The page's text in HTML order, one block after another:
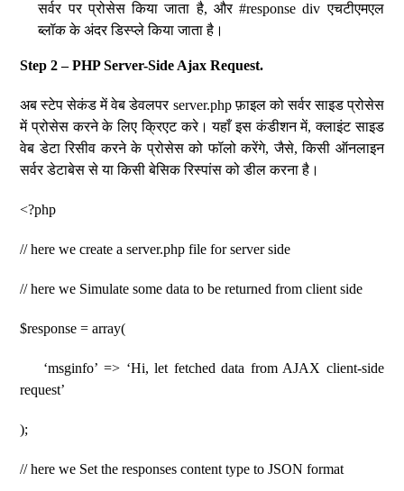
सर्वर पर प्रोसेस किया जाता है, और #response div एचटीएमएल
ब्लॉक के अंदर डिस्प्ले किया जाता है।
Step 2 – PHP Server-Side Ajax Request.
अब स्टेप सेकंड में वेब डेवलपर server.php फ़ाइल को सर्वर साइड प्रोसेस
में प्रोसेस करने के लिए क्रिएट करे। यहाँ इस कंडीशन में, क्लाइंट साइड
वेब डेटा रिसीव करने के प्रोसेस को फॉलो करेंगे, जैसे, किसी ऑनलाइन
सर्वर डेटाबेस से या किसी बेसिक रिस्पांस को डील करना है।
<?php
// here we create a server.php file for server side
// here we Simulate some data to be returned from client side
$response = array(
‘msginfo’ => ‘Hi, let fetched data from AJAX client-side
request’
);
// here we Set the responses content type to JSON format